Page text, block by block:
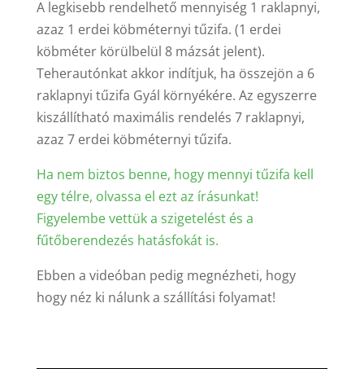
A legkisebb rendelhető mennyiség 1 raklapnyi,
azaz 1 erdei köbméternyi tűzifa. (1 erdei
köbméter körülbelül 8 mázsát jelent).
Teherautónkat akkor indítjuk, ha összejön a 6
raklapnyi tűzifa Gyál környékére. Az egyszerre
kiszállítható maximális rendelés 7 raklapnyi,
azaz 7 erdei köbméternyi tűzifa.
Ha nem biztos benne, hogy mennyi tűzifa kell
egy télre, olvassa el ezt az írásunkat!
Figyelembe vettük a szigetelést és a
fűtőberendezés hatásfokát is.
Ebben a videóban pedig megnézheti, hogy
hogy néz ki nálunk a szállítási folyamat!